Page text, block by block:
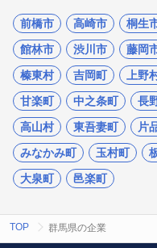
前橋市 高崎市 桐生
館林市
渋川市 藤岡
榛東村
吉岡町 上野
甘楽町
中之条町 長
高山村
東吾妻町 片
みなかみ町
玉村町
大泉町
邑楽町
TOP 群馬県の企業